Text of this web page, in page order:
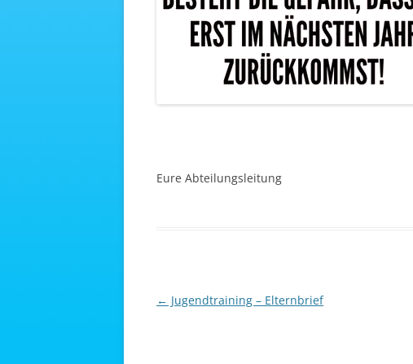
Eure Abteilungsleitung
Beitragsnavigation
← Jugendtraining – Elternbrief